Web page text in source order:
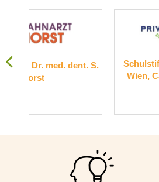
S.
Schulstiftung der Erzdiözese
Wien, Campus Sacré Coeur